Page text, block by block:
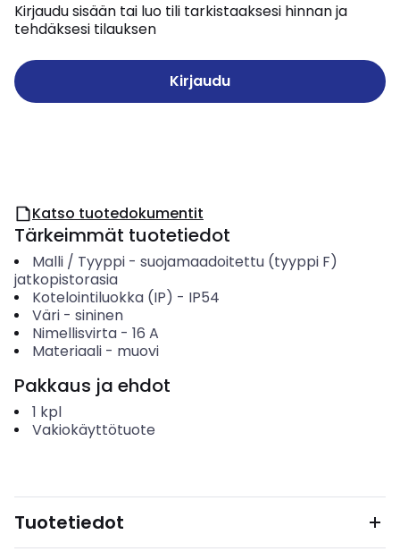
Kirjaudu sisään tai luo tili tarkistaaksesi hinnan ja
tehdäksesi tilauksen
Kirjaudu
Katso tuotedokumentit
Tärkeimmät tuotetiedot
Malli / Tyyppi- suojamaadoitettu (tyyppi F)
jatkopistorasia
Kotelointiluokka (IP) - IP54
Väri- sininen
Nimellisvirta- 16 A
Materiaali- muovi
Pakkaus ja ehdot
1 kpl
Vakiokäyttötuote
Tuotetiedot